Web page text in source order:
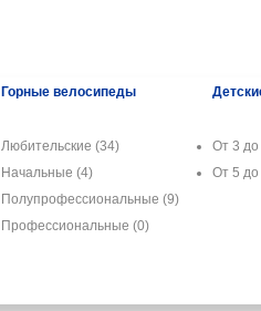
Горные велосипеды
Любительские (34)
Начальные (4)
Полупрофессиональные (9)
Профессиональные (0)
От 3
От 5